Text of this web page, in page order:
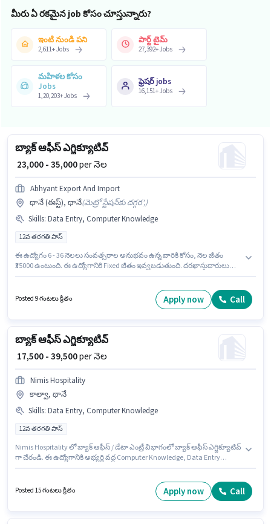
మీరు ఏ రకమైన job కోసం చూస్తున్నారు?
ఇంటి నుండి పని
2,611+Jobs
పార్ట్ టైమ్
27,392+Jobs
మహిళల కోసం
Jobs
1,20,203+Jobs
ఫ్రెషర్ jobs
16,151+Jobs
బ్యాక్ ఆఫీస్ ఎగ్జిక్యూటివ్
₹ 23,000 - 35,000per నెల
Abhyant Export And Import
థానే (ఈస్ట్), థానే(మెట్రో స్టేషన్‌కు దగ్గర',)
Skills: Data Entry, Computer Knowledge
12వ తరగతి పాస్
ఈ ఉద్యోగం 6 - 36 నెలలు సంవత్సరాల అనుభవం ఉన్న వారికి కోసం, నెల జీతం
₹35000 ఉంటుంది. ఈ ఉద్యోగానికి Fixed జీతం ఇవ్వబడుతుంది. దరఖాస్తుదారులు
(ఈస్ట్), ముంబై లో ఉంది. ఈ ఉద్యోగానికి అర్హత పొందేందుకు అభ్యర్థికి Computer
Knowledge, Data Entry వంటి నైపుణ్యాలు ఉండాలి.
Posted 9 గంటలు క్రితం Apply now Call
బ్యాక్ ఆఫీస్ ఎగ్జిక్యూటివ్
₹ 17,500 - 39,500per నెల
Nimis Hospitality
కాల్వా, థానే
Skills: Data Entry, Computer Knowledge
12వ తరగతి పాస్
Nimis Hospitality లో బ్యాక్ ఆఫీస్ / డేటా ఎంట్రీ విభాగంలో బ్యాక్ ఆఫీస్ ఎగ్జిక్యూటివ్
గా చేరండి. ఈ ఉద్యోగానికి అభ్యర్థి వద్ద Computer Knowledge, Data Entry
Insurance, PF, Medical Benefits లు ఉద్యోగ స్థాయి మరియు కంపెనీ పాలసీలపై
ఆధారపడి ఇప్పించబడతాయి. ఈ ఉద్యోగానికి అభ్యర్థులు తప్పనిసరిగా 12వ తరగతి
Posted 15 గంటలు క్రితం Apply now Call